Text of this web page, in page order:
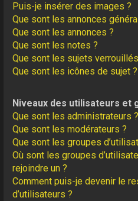
Puis-je insérer des images ?
Que sont les annonces
Que sont les annonces ?
Que sont les notes ?
Que sont les sujets
Que sont les icônes de sujet ?
Niveaux des utilisateurs et
Que sont les administrateurs ?
Que sont les modérateurs ?
Que sont les groupes
Où sont les groupes
rejoindre un ?
Comment puis-je devenir le
d’utilisateurs ?